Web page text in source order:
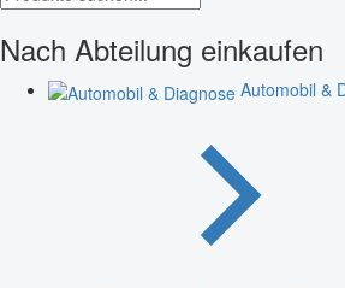
Nach Abteilung einkaufen
Automobil &